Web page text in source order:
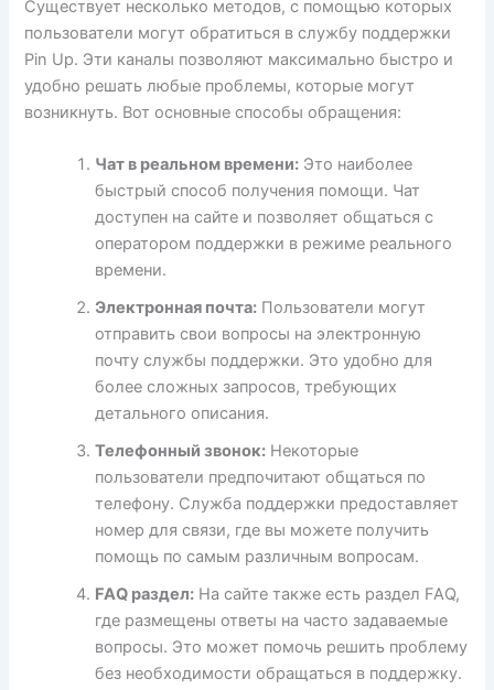
Существует несколько методов, с помощью которых
пользователи могут обратиться в службу поддержки
Pin Up. Эти каналы позволяют максимально быстро и
удобно решать любые проблемы, которые могут
возникнуть. Вот основные способы обращения:
Чат в реальном времени: Это наиболее
быстрый способ получения помощи. Чат
доступен на сайте и позволяет общаться с
оператором поддержки в режиме реального
времени.
Электронная почта: Пользователи могут
отправить свои вопросы на электронную
почту службы поддержки. Это удобно для
более сложных запросов, требующих
детального описания.
Телефонный звонок: Некоторые
пользователи предпочитают общаться по
телефону. Служба поддержки предоставляет
номер для связи, где вы можете получить
помощь по самым различным вопросам.
FAQ раздел: На сайте также есть раздел FAQ,
где размещены ответы на часто задаваемые
вопросы. Это может помочь решить проблему
без необходимости обращаться в поддержку.